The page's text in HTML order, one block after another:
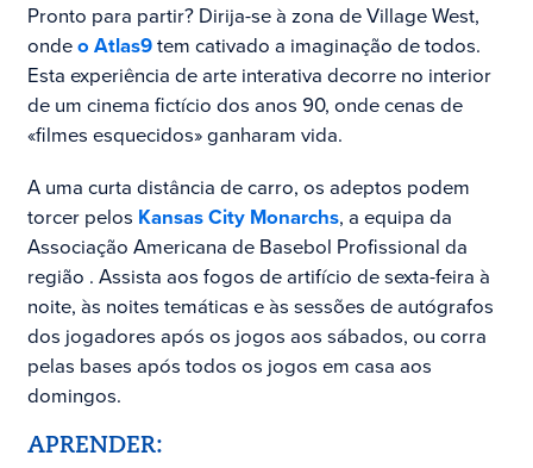
Pronto para partir? Dirija-se à zona de Village West,
ondeo Atlas9tem cativado a imaginação de todos.
Esta experiência de arte interativa decorre no interior
de um cinema fictício dos anos 90, onde cenas de
«filmes esquecidos» ganharam vida.
A uma curta distância de carro, os adeptos podem
torcer pelos Kansas City Monarchs, a equipa da
Associação Americana de Basebol Profissional da
região . Assista aos fogos de artifício de sexta-feira à
noite, às noites temáticas e às sessões de autógrafos
dos jogadores após os jogos aos sábados, ou corra
pelas bases após todos os jogos em casa aos
domingos.
APRENDER: